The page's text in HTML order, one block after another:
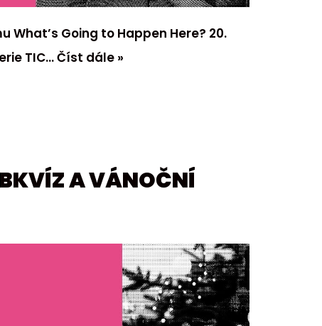
What’s Going to Happen Here? 20.
TIC…Číst dále »
A VÁNOČNÍ